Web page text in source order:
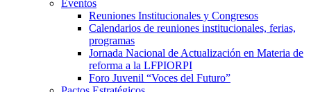
Eventos
Reuniones Institucionales y Congresos
Calendarios de reuniones institucionales, ferias,
programas
Jornada Nacional de Actualización en Materia de
reforma a la LFPIORPI
Foro Juvenil “Voces del Futuro”